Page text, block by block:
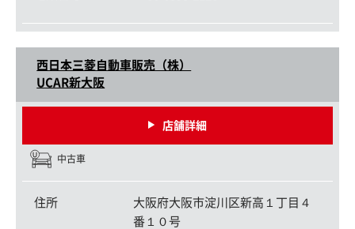
西日本三菱自動車販売（株）
UCAR新大阪
店舗詳細
中古車
住所
大阪府大阪市淀川区新高１丁目４
番１０号